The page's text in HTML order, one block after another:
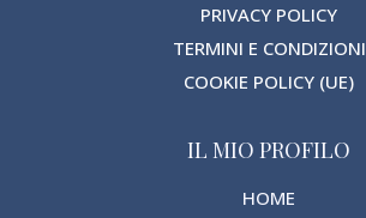
PRIVACY POLICY
TERMINI E CONDIZIONI
COOKIE POLICY (UE)
IL MIO PROFILO
HOME